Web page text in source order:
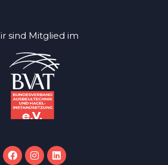
sind Mitglied im